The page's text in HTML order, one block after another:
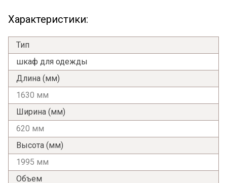
Характеристики:
Тип
шкаф для одежды
Длина (мм)
1630 мм
Ширина (мм)
620 мм
Высота (мм)
1995 мм
Объем